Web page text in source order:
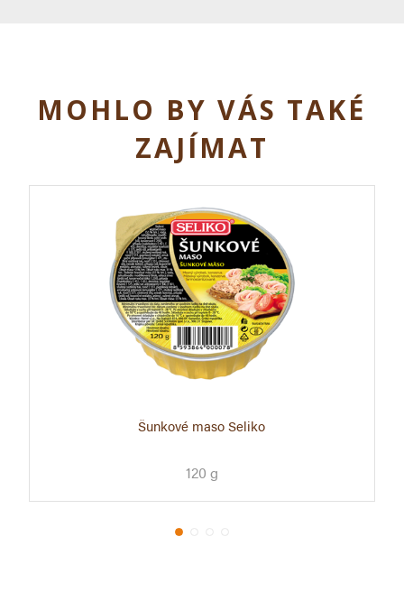
MOHLO BY VÁS TAKÉ
ZAJÍMAT
Šunkové maso Seliko
120 g